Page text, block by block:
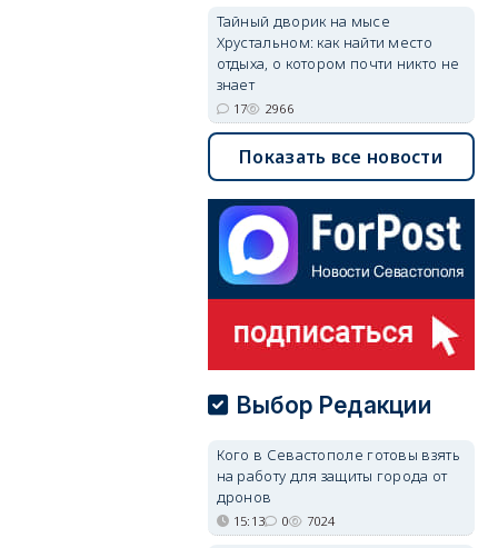
Тайный дворик на мысе
Хрустальном: как найти место
отдыха, о котором почти никто не
знает
17 2966
Показать все новости
Выбор Редакции
Кого в Севастополе готовы взять
на работу для защиты города от
дронов
15:13 0 7024